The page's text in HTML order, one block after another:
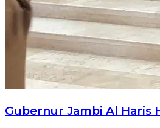
Gubernur Jambi Al Haris